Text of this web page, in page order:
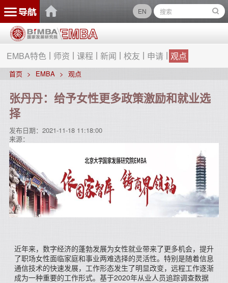
EN
EMBA特色 师资 课程 新闻 校友 申请 观点
首页 EMBA 观点
张丹丹：给予女性更多政策激励和就业选
择
发布日期： 2021-11-18 11:18:00
来源：
近年来，数字经济的蓬勃发展为女性就业带来了更多机会，提升
了职场女性面临家庭和事业两难选择的灵活性。特别是随着信息
通信技术的快速发展，工作形态发生了明显改变，远程工作逐渐
成为一种重要的工作形式。基于2020年从业人员追踪调查数据